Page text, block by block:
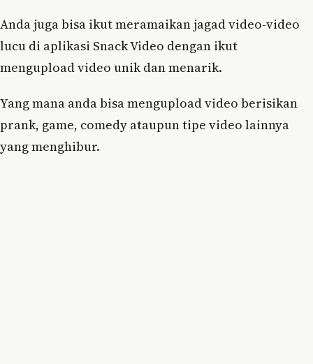
Anda juga bisa ikut meramaikan jagad video-video
lucu di aplikasi Snack Video dengan ikut
mengupload video unik dan menarik.
Yang mana anda bisa mengupload video berisikan
prank, game, comedy ataupun tipe video lainnya
yang menghibur.